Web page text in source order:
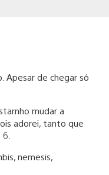
Apesar de chegar só
mudar a
adorei, tanto que
nemesis,